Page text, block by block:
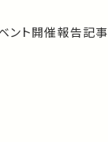
ント開催報告記